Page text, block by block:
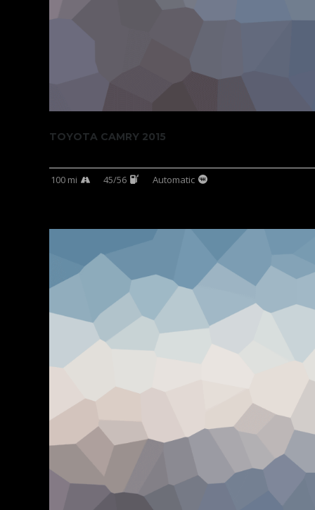
TOYOTA CAMRY 2015
100 mi 45/56 Automatic